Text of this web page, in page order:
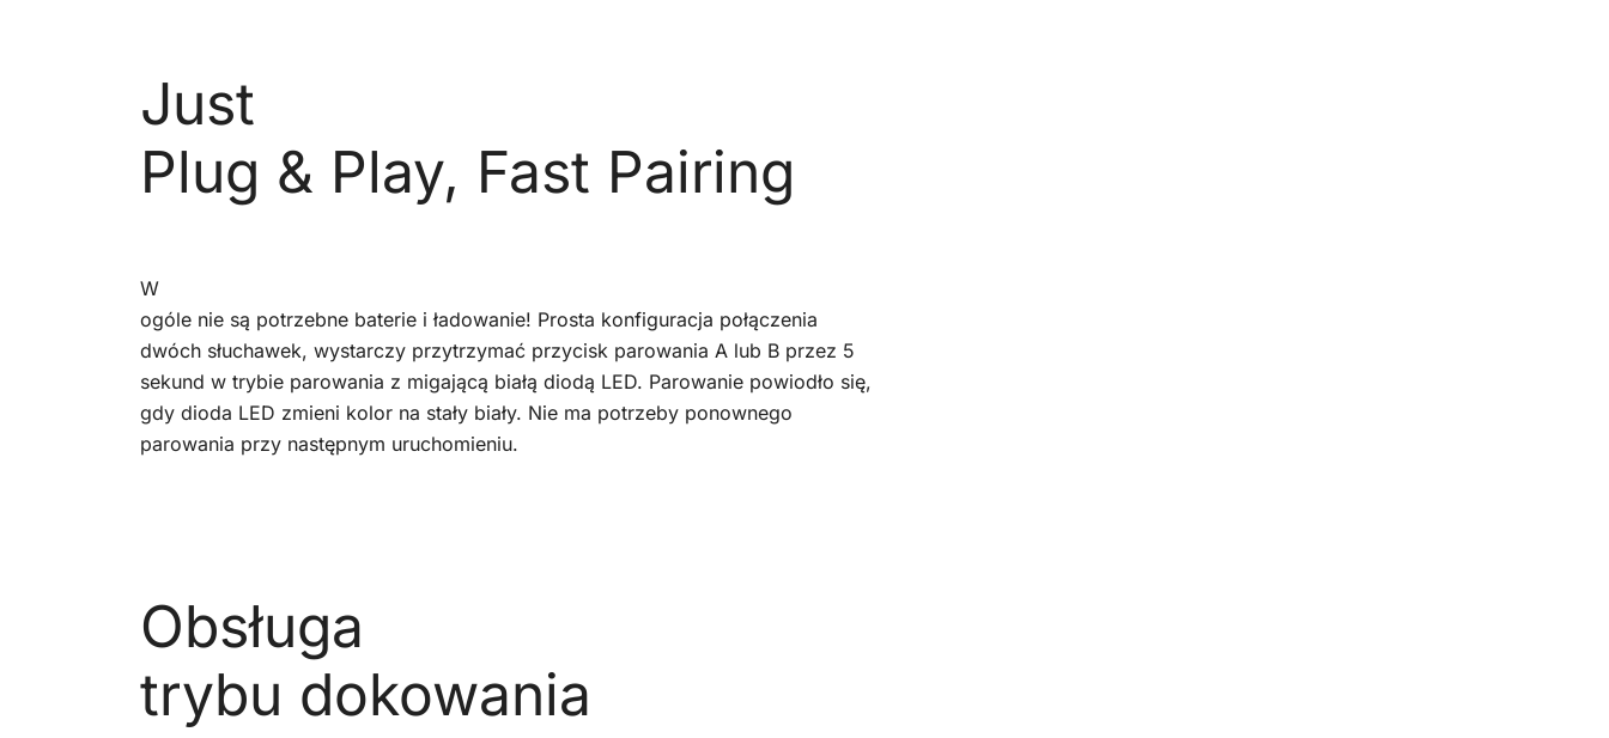
Just
Plug & Play, Fast Pairing
W
ogóle nie są potrzebne baterie i ładowanie! Prosta konfiguracja połączenia
dwóch słuchawek, wystarczy przytrzymać przycisk parowania A lub B przez 5
sekund w trybie parowania z migającą białą diodą LED. Parowanie powiodło się,
gdy dioda LED zmieni kolor na stały biały. Nie ma potrzeby ponownego
parowania przy następnym uruchomieniu.
Obsługa
trybu dokowania